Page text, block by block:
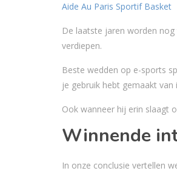
Aide Au Paris Sportif Basket
De laatste jaren worden
verdiepen.
Beste wedden op e-sports
je gebruik hebt gemaakt van
Ook wanneer hij erin slaagt
Winnende
In onze conclusie vertellen